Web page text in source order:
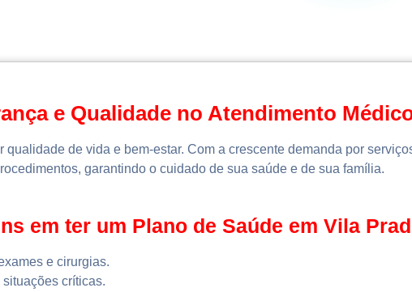
e Qualidade no Atendimento
de vida e bem-estar. Com a crescente demanda por
garantindo o cuidado de sua saúde e de sua família.
em ter um Plano de Saúde em Vila
e cirurgias.
críticas.